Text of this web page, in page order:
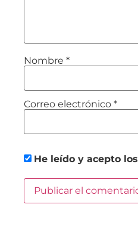
Nombre *
Correo electrónico *
He leído y acepto los